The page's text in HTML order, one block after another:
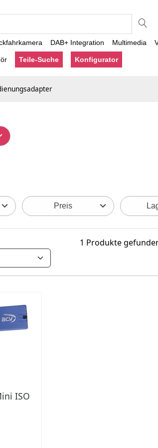
DAB+ Integration Multimedia
Teile-Suche Konfigurator
Preis
1 Produkte
ISO